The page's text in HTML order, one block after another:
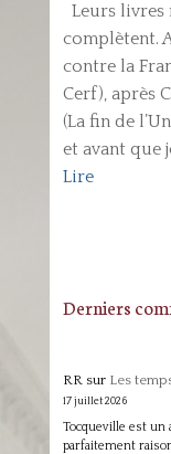
Leurs livres
complètent.
contre la
Cerf), après
(La fin de
et avant que
Lire
Derniers
RRsur Les
17 juillet 2026
Tocqueville est un
parfaitement